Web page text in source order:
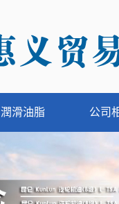
潤滑油脂 公司